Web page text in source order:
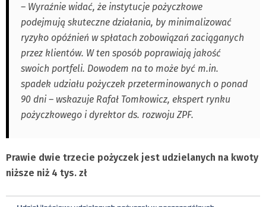
– Wyraźnie widać, że instytucje pożyczkowe
podejmują skuteczne działania, by minimalizować
ryzyko opóźnień w spłatach zobowiązań zaciąganych
przez klientów. W ten sposób poprawiają jakość
swoich portfeli. Dowodem na to może być m.in.
spadek udziału pożyczek przeterminowanych o ponad
90 dni – wskazuje Rafał Tomkowicz, ekspert rynku
pożyczkowego i dyrektor ds. rozwoju ZPF.
Prawie dwie trzecie pożyczek jest udzielanych na kwoty
niższe niż 4 tys. zł